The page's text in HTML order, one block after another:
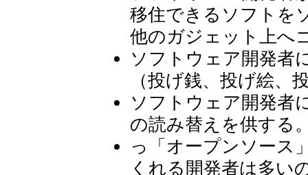
移住できるソフトを
他のガジェット上へ
ソフトウェア開発者
（投げ銭、投げ絵、
ソフトウェア開発者
の読み替えを供する
っ「オープンソース
くれる開発者は多い